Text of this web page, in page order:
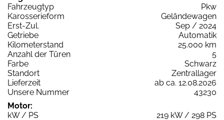
Fahrzeugtyp
Pkw
Karosserieform
Geländewagen
Erst-Zul.
Sep / 2024
Getriebe
Automatik
Kilometerstand
25.000 km
Anzahl der Türen
5
Farbe
Schwarz
Standort
Zentrallager
Lieferzeit
ab ca. 12.08.2026
Unsere Nummer
43230
Motor:
kW / PS
219 kW / 298 PS